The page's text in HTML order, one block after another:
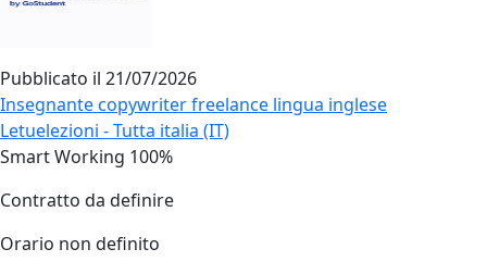
Pubblicato il 21/07/2026
Insegnante copywriter freelance lingua inglese
Letuelezioni - Tutta italia (IT)
Smart Working 100%
Contratto da definire
Orario non definito